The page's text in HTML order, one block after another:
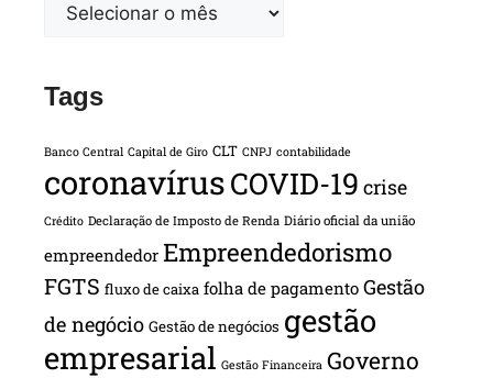
Tags
Banco Central Capital de Giro CLT CNPJ contabilidade
coronavírusCOVID-19 crise
Crédito Declaração de Imposto de Renda Diário oficial da união
empreendedor Empreendedorismo
FGTS fluxo de caixa folha de pagamento Gestão
de negócio Gestão de negócios gestão
empresarial Gestão Financeira Governo